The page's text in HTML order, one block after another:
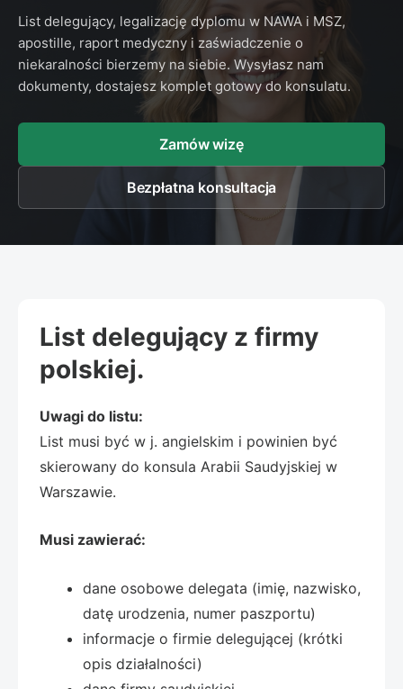
List delegujący, legalizację dyplomu w NAWA i MSZ,
apostille, raport medyczny i zaświadczenie o
niekaralności bierzemy na siebie. Wysyłasz nam
dokumenty, dostajesz komplet gotowy do konsulatu.
Zamów wizę
Bezpłatna konsultacja
List delegujący z firmy
polskiej.
Uwagi do listu:
List musi być w j. angielskim i powinien być
skierowany do konsula Arabii Saudyjskiej w
Warszawie.
Musi zawierać:
dane osobowe delegata (imię, nazwisko,
datę urodzenia, numer paszportu)
informacje o firmie delegującej (krótki
opis działalności)